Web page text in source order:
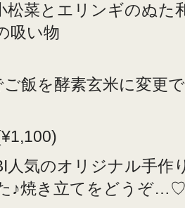
松菜とエリンギのぬた
吸い物
飯を酵素玄米に変更
人気のオリジナル手作
♪焼き立てをどうぞ